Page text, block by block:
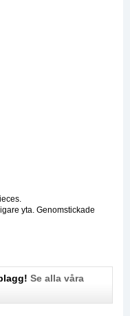
yta. Genomstickade
Se alla våra